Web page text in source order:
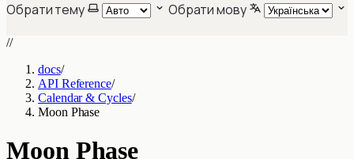
Обрати тему Обрати мову
//
docs/
API Reference/
Calendar & Cycles/
Moon Phase
Moon Phase